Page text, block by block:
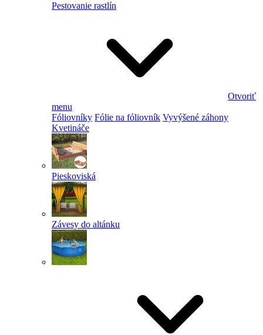
Pestovanie rastlín
Otvoriť
menu
Fóliovníky Fólie na fóliovník Vyvýšené záhony
Kvetináče
Pieskoviská
Závesy do altánku